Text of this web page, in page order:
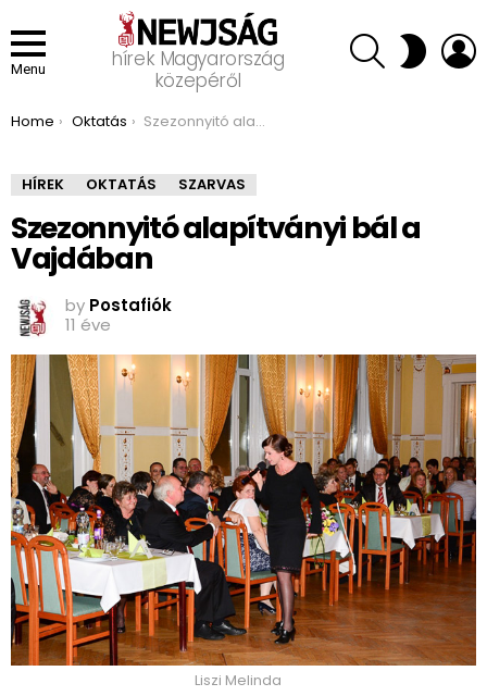
Menu
hírek Magyarország
közepéről
SEARCH SWITCH
SKIN
You are here:
Home Oktatás Szezonnyitó alapítványi bál a Vajdában
HÍREK OKTATÁS SZARVAS
Szezonnyitó alapítványi bál a
Vajdában
by Postafiók
11 éve
Liszi Melinda